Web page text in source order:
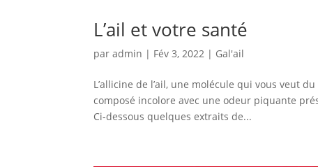
L’ail et votre santé
paradmin | Fév 3, 2022 | Gal'ail
L’allicine de l’ail, une molécule qui vous veut
composé incolore avec une odeur piquante
Ci-dessous quelques extraits de...